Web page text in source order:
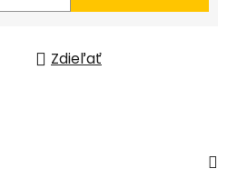
Zdieľať